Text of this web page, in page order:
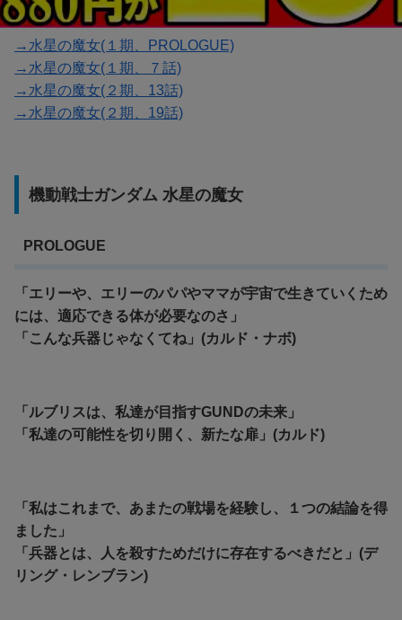
→水星の魔女(１期、PROLOGUE)
→水星の魔女(１期、７話)
→水星の魔女(２期、13話)
→水星の魔女(２期、19話)
機動戦士ガンダム 水星の魔女
PROLOGUE
「エリーや、エリーのパパやママが宇宙で生きていくため
には、適応できる体が必要なのさ」
「こんな兵器じゃなくてね」(カルド・ナボ)
「ルブリスは、私達が目指すGUNDの未来」
「私達の可能性を切り開く、新たな扉」(カルド)
「私はこれまで、あまたの戦場を経験し、１つの結論を得
ました」
「兵器とは、人を殺すためだけに存在するべきだと」(デ
リング・レンブラン)